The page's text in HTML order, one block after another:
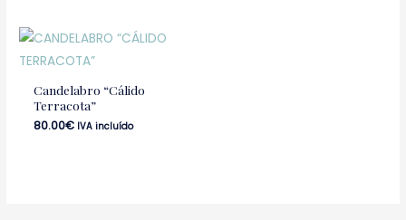
Candelabro “Cálido
Terracota”
80.00€ IVA incluído